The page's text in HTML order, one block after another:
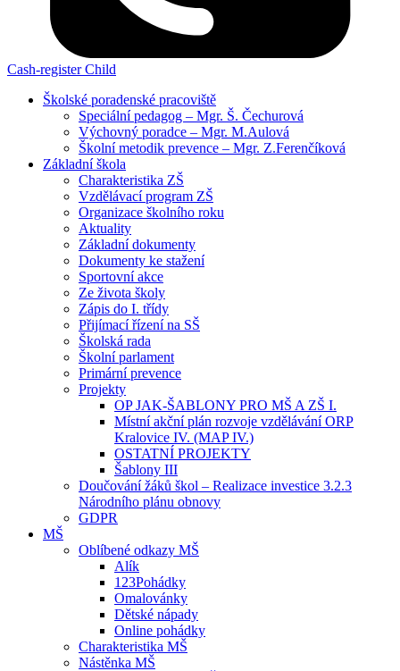
Cash-register Child
Školské poradenské pracoviště
Speciální pedagog – Mgr. Š. Čechurová
Výchovný poradce – Mgr. M.Aulová
Školní metodik prevence – Mgr. Z.Ferenčíková
Základní škola
Charakteristika ZŠ
Vzdělávací program ZŠ
Organizace školního roku
Aktuality
Základní dokumenty
Dokumenty ke stažení
Sportovní akce
Ze života školy
Zápis do I. třídy
Přijímací řízení na SŠ
Školská rada
Školní parlament
Primární prevence
Projekty
OP JAK-ŠABLONY PRO MŠ A ZŠ I.
Místní akční plán rozvoje vzdělávání ORP
Kralovice IV. (MAP IV.)
OSTATNÍ PROJEKTY
Šablony III
Doučování žáků škol – Realizace investice 3.2.3
Národního plánu obnovy
GDPR
MŠ
Oblíbené odkazy MŠ
Alík
123Pohádky
Omalovánky
Dětské nápady
Online pohádky
Charakteristika MŠ
Nástěnka MŠ